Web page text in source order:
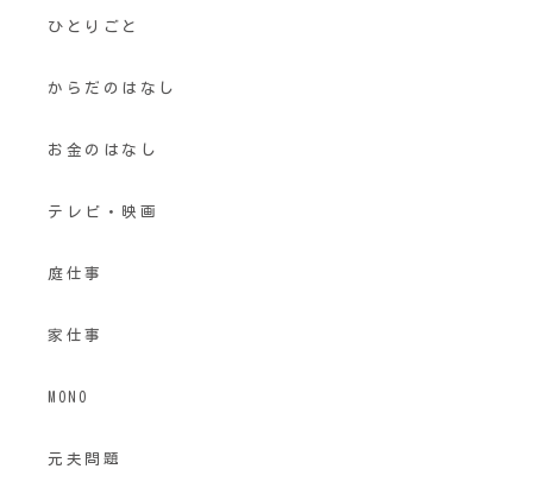
ひとりごと
からだのはなし
お金のはなし
テレビ・映画
庭仕事
家仕事
MONO
元夫問題